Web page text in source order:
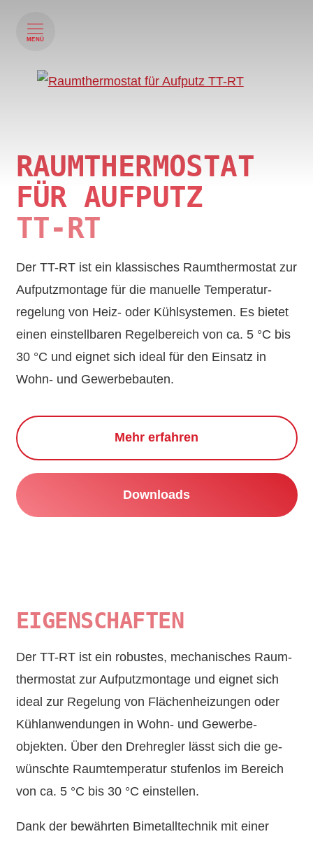
MENÜ
RAUMTHERMOSTAT
FÜR AUFPUTZ
TT-RT
Der TT-RT ist ein klassisches Raum­thermostat zur
Auf­putz­montage für die manuelle Temperatur­
regelung von Heiz- oder Kühl­systemen. Es bietet
einen einstell­baren Regel­bereich von ca. 5 °C bis
30 °C und eignet sich ideal für den Einsatz in
Wohn- und Gewerbebauten.
Mehr erfahren
Downloads
EIGENSCHAFTEN
Der TT-RT ist ein robustes, mechanisches Raum­
thermostat zur Aufputz­montage und eignet sich
ideal zur Regelung von Flächen­heizungen oder
Kühl­an­wendungen in Wohn- und Gewerbe­
objekten. Über den Dreh­regler lässt sich die ge­
wünschte Raum­temperatur stufenlos im Bereich
von ca. 5 °C bis 30 °C einstellen.
Dank der bewährten Bimetall­technik mit einer